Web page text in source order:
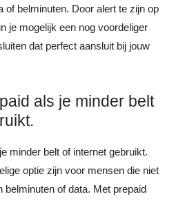
of belminuten. Door alert te zijn op
je mogelijk een nog voordeliger
dat perfect aansluit bij jouw
als je minder belt
minder belt of internet gebruikt.
optie zijn voor mensen die niet
belminuten of data. Met prepaid